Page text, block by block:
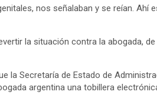
nos señalaban y se reían.
la situación contra la abogada,
la Secretaría de Estado de
argentina una tobillera